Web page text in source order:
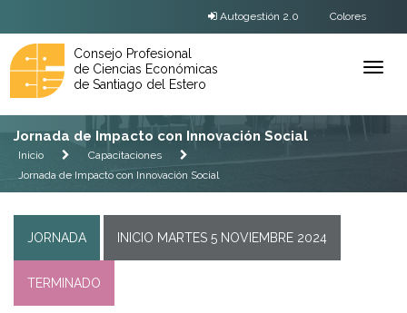
Autogestión 2.0 Colores
Ver
Consejo Profesional
de Ciencias Económicas
de Santiago del Estero
Jornada de Impacto con Innovación Social
Inicio
Capacitaciones
Jornada de Impacto con Innovación Social
JORNADA INICIO MARTES 5 NOVIEMBRE 2024
TERMINADO